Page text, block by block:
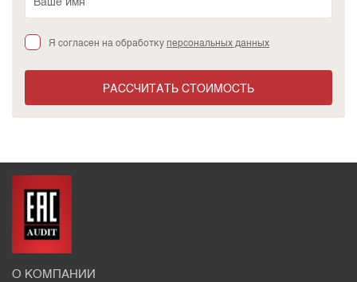
Я согласен на обработкуперсональных данных
РАССЧИТАТЬ СТОИМОСТЬ
О КОМПАНИИ